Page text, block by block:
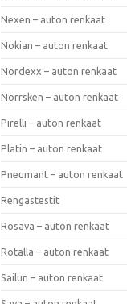
Nexen – auton renkaat
Nokian – auton renkaat
Nordexx – auton renkaat
Norrsken – auton renkaat
Pirelli – auton renkaat
Platin – auton renkaat
Pneumant – auton renkaat
Rengastestit
Rosava – auton renkaat
Rotalla – auton renkaat
Sailun – auton renkaat